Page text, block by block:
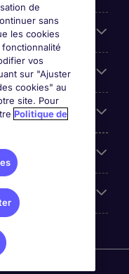
de
sans
les cookies
vos
sur "Ajuster
cookies" au
site. Pour
Politique de